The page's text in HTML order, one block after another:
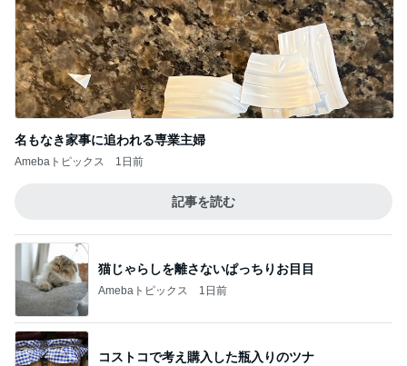
名もなき家事に追われる専業主婦
Amebaトピックス 1日前
記事を読む
猫じゃらしを離さないぱっちりお目目
Amebaトピックス 1日前
コストコで考え購入した瓶入りのツナ